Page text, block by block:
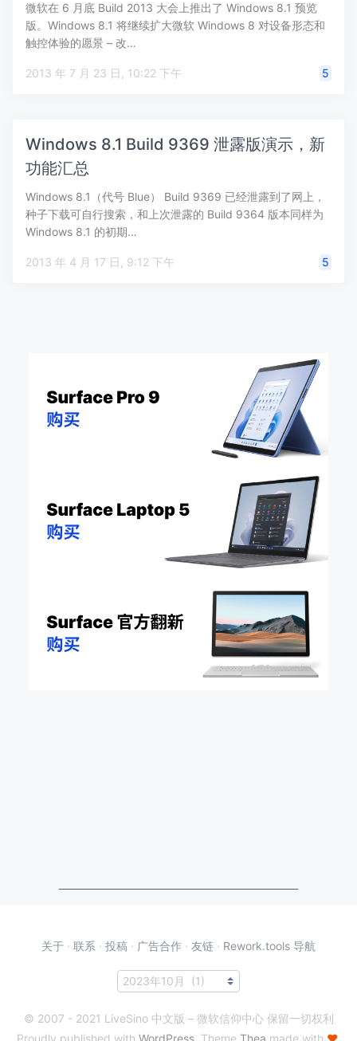
微软在 6 月底 Build 2013 大会上推出了 Windows 8.1 预览
版。Windows 8.1 将继续扩大微软 Windows 8 对设备形态和
触控体验的愿景 – 改…
2013 年 7 月 23 日, 10:22 下午 5
Windows 8.1 Build 9369 泄露版演示，新
功能汇总
Windows 8.1（代号 Blue） Build 9369 已经泄露到了网上，
种子下载可自行搜索，和上次泄露的 Build 9364 版本同样为
Windows 8.1 的初期…
2013 年 4 月 17 日, 9:12 下午 5
关于 · 联系 · 投稿 · 广告合作 · 友链 · Rework.tools 导航
© 2007 - 2021 LiveSino 中文版 – 微软信仰中心 保留一切权利